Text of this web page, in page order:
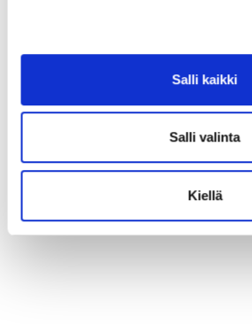
Salli kaikki
Salli valinta
Kiellä